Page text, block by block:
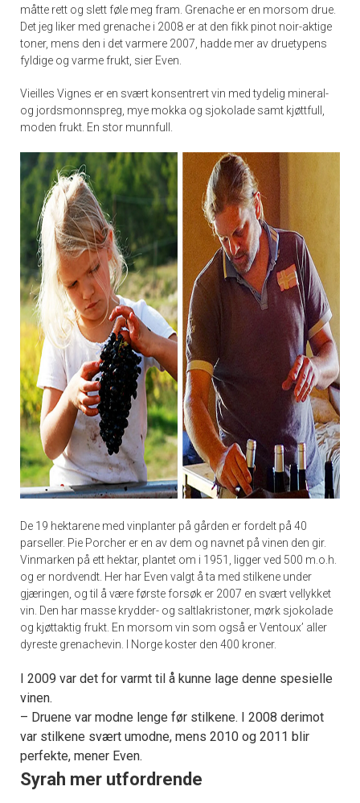
måtte rett og slett føle meg fram. Grenache er en morsom drue.
Det jeg liker med grenache i 2008 er at den fikk pinot noir-aktige
toner, mens den i det varmere 2007, hadde mer av druetypens
fyldige og varme frukt, sier Even.
Vieilles Vignes er en svært konsentrert vin med tydelig mineral-
og jordsmonnspreg, mye mokka og sjokolade samt kjøttfull,
moden frukt. En stor munnfull.
De 19 hektarene med vinplanter på gården er fordelt på 40
parseller. Pie Porcher er en av dem og navnet på vinen den gir.
Vinmarken på ett hektar, plantet om i 1951, ligger ved 500 m.o.h.
og er nordvendt. Her har Even valgt å ta med stilkene under
gjæringen, og til å være første forsøk er 2007 en svært vellykket
vin. Den har masse krydder- og saltlakristoner, mørk sjokolade
og kjøttaktig frukt. En morsom vin som også er Ventoux’ aller
dyreste grenachevin. I Norge koster den 400 kroner.
I 2009 var det for varmt til å kunne lage denne spesielle
vinen.
– Druene var modne lenge før stilkene. I 2008 derimot
var stilkene svært umodne, mens 2010 og 2011 blir
perfekte, mener Even.
Syrah mer utfordrende